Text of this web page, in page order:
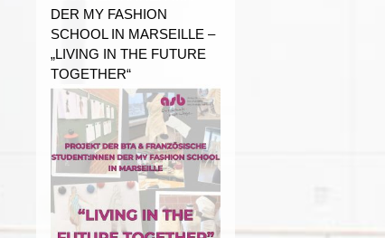
DER MY FASHION
SCHOOL IN MARSEILLE –
„LIVING IN THE FUTURE
TOGETHER“